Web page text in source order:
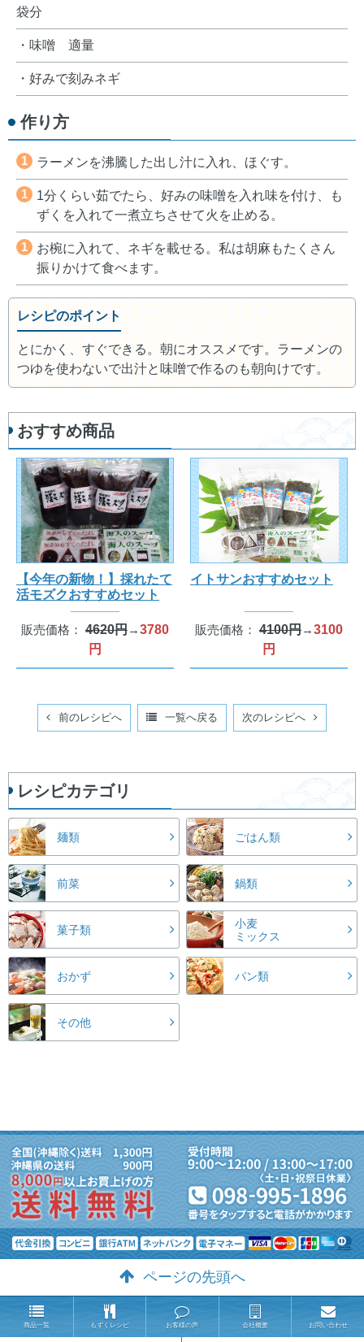
袋分
・味噌 適量
・好みで刻みネギ
作り方
1 ラーメンを沸騰した出し汁に入れ、ほぐす。
1
1分くらい茹でたら、好みの味噌を入れ味を付け、も
ずくを入れて一煮立ちさせて火を止める。
1
お椀に入れて、ネギを載せる。私は胡麻もたくさん
振りかけて食べます。
レシピのポイント
とにかく、すぐできる。朝にオススメです。ラーメンの
つゆを使わないで出汁と味噌で作るのも朝向けです。
おすすめ商品
【今年の新物！】採れたて
活モズクおすすめセット
販売価格： 4620円→3780
円
イトサンおすすめセット
販売価格： 4100円→3100
円
前のレシピへ 一覧へ戻る 次のレシピへ
レシピカテゴリ
麺類 ごはん類
前菜 鍋類
菓子類
小麦
ミックス
おかず パン類
その他
ページの先頭へ
商品一覧 もずくレシピ お客様の声 会社概要 お問い合わせ